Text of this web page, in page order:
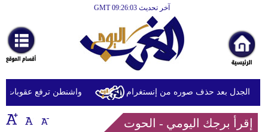
آخر تحديث GMT 09:26:03
أخبارعاجلة
رياضة
ثقافة
إقتصاد
واشنطن ترفع عقوبات الجدل بعد حذف صوره من إنستغرام
إقرأ برجك اليومي - الحوت